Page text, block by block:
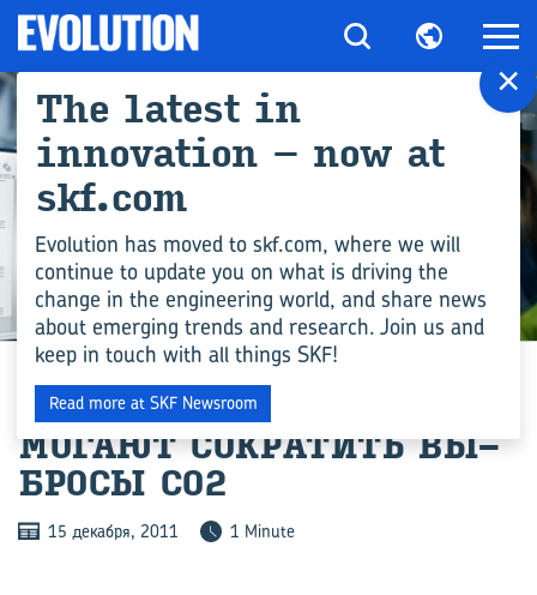
ИНЖЕНЕРНЫЕ КОМПЕТЕНЦИИ
НОВЫЕ УПЛОТ­НЕ­НИЯ ПО­
МО­ГА­ЮТ СО­КРА­ТИТЬ ВЫ­
БРО­СЫ CO2
15 декабря, 2011 1 Minute
×
The latest in
innovation – now at
skf.com
Evolution has moved to skf.com, where we will
continue to update you on what is driving the
change in the engineering world, and share news
about emerging trends and research. Join us and
keep in touch with all things SKF!
Read more at SKF Newsroom